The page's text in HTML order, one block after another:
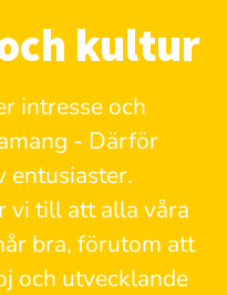
kultur
intresse och
- Därför
entusiaster.
vi till att alla våra
bra, förutom att
och utvecklande